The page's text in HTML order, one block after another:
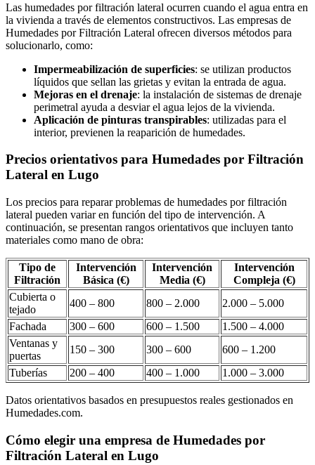
Las humedades por filtración lateral ocurren cuando el agua entra en
la vivienda a través de elementos constructivos. Las empresas de
Humedades por Filtración Lateral ofrecen diversos métodos para
solucionarlo, como:
Impermeabilización de superficies: se utilizan productos
líquidos que sellan las grietas y evitan la entrada de agua.
Mejoras en el drenaje: la instalación de sistemas de drenaje
perimetral ayuda a desviar el agua lejos de la vivienda.
Aplicación de pinturas transpirables: utilizadas para el
interior, previenen la reaparición de humedades.
Precios orientativos para Humedades por Filtración
Lateral en Lugo
Los precios para reparar problemas de humedades por filtración
lateral pueden variar en función del tipo de intervención. A
continuación, se presentan rangos orientativos que incluyen tanto
materiales como mano de obra:
Tipo de
Filtración
Intervención
Básica (€)
Intervención
Media (€)
Intervención
Compleja (€)
Cubierta o
tejado
400 – 800 800 – 2.000
2.000 – 5.000
Fachada
300 – 600 600 – 1.500
1.500 – 4.000
Ventanas y
puertas
150 – 300 300 – 600
600 – 1.200
Tuberías
200 – 400 400 – 1.000 1.000 – 3.000
Datos orientativos basados en presupuestos reales gestionados en
Humedades.com.
Cómo elegir una empresa de Humedades por
Filtración Lateral en Lugo